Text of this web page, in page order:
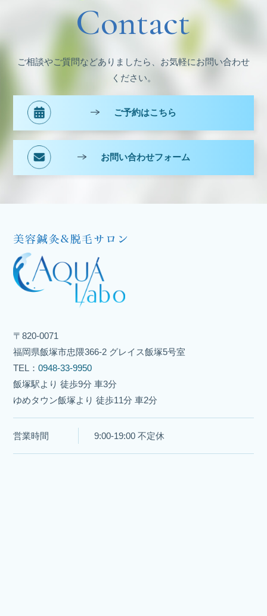
Contact
ご相談やご質問などありましたら、お気軽にお問い合わせ
ください。
ご予約はこちら
お問い合わせフォーム
〒820-0071
福岡県飯塚市忠隈366-2 グレイス飯塚5号室
TEL：0948-33-9950
飯塚駅より 徒歩9分 車3分
ゆめタウン飯塚より 徒歩11分 車2分
営業時間 9:00-19:00 不定休